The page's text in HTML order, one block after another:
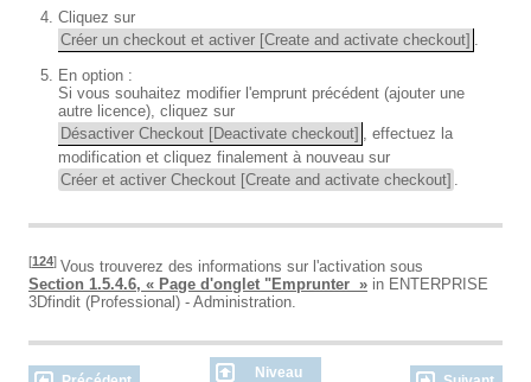
Cliquez sur
Créer un checkout et activer [Create and activate checkout]
En option :
Si vous souhaitez modifier l'emprunt précédent (ajouter une
autre licence), cliquez sur
Désactiver Checkout [Deactivate checkout]
, effectuez la
modification et cliquez finalement à nouveau sur
Créer et activer Checkout [Create and activate checkout]
[124] Vous trouverez des informations sur l'activation sous
Section 1.5.4.6, « Page d'onglet "Emprunter » in ENTERPRISE
3Dfindit (Professional) - Administration.
Niveau